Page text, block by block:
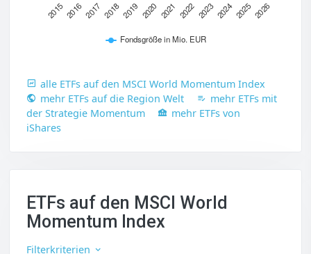
Fondsgröße in Mio. EUR
2015 20162017 20182019 2020 2021 2022 202320242025 2026
alle ETFs auf den MSCI World Momentum Index
mehr ETFs auf die Region Welt
mehr ETFs mit
der Strategie Momentum
mehr ETFs von
iShares
ETFs auf den MSCI World
Momentum Index
Filterkriterien